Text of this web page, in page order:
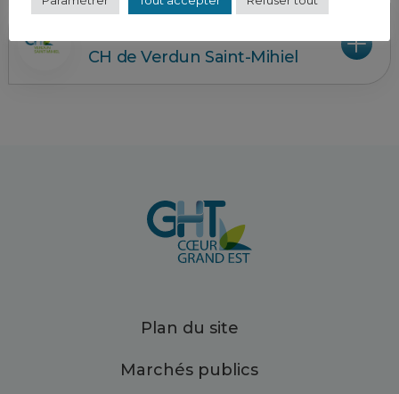
CH de Verdun Saint-Mihiel
Plan du site
Marchés publics